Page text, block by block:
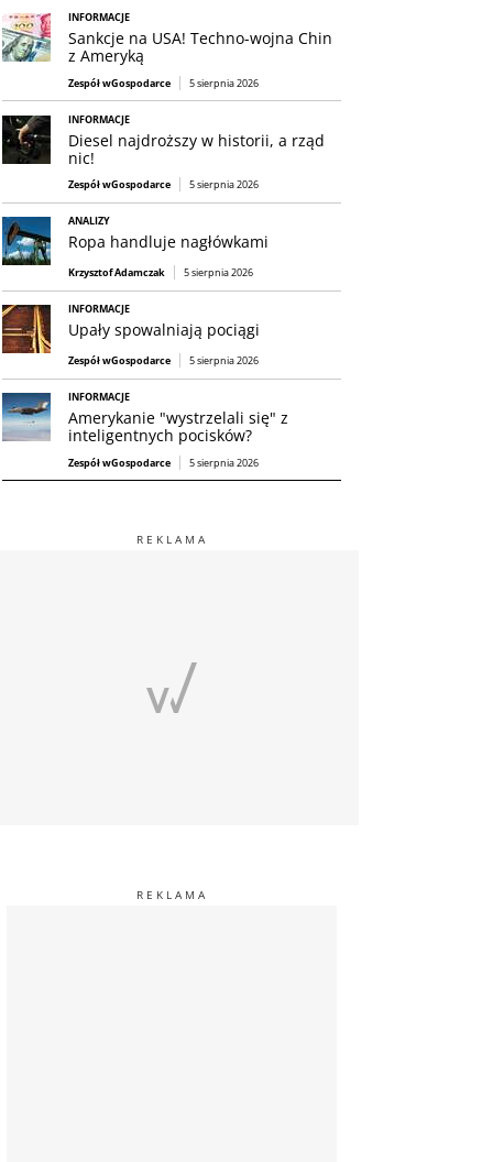
INFORMACJE
Sankcje na USA! Techno-wojna Chin
z Ameryką
Zespół wGospodarce 5 sierpnia 2026
INFORMACJE
Diesel najdroższy w historii, a rząd
nic!
Zespół wGospodarce 5 sierpnia 2026
ANALIZY
Ropa handluje nagłówkami
Krzysztof Adamczak 5 sierpnia 2026
INFORMACJE
Upały spowalniają pociągi
Zespół wGospodarce 5 sierpnia 2026
INFORMACJE
Amerykanie "wystrzelali się" z
inteligentnych pocisków?
Zespół wGospodarce 5 sierpnia 2026